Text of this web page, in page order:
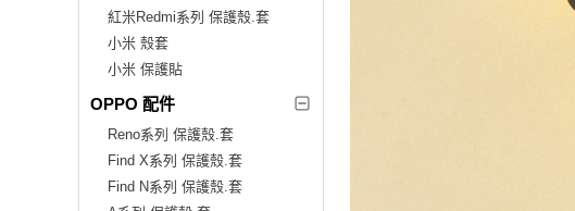
紅米Redmi系列 保護殼.套
小米 殼套
小米 保護貼
OPPO 配件
Reno系列 保護殼.套
Find X系列 保護殼.套
Find N系列 保護殼.套